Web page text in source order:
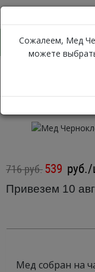
Сожалеем, Мед
можете
Мед
716 руб.539
Привезем 10 авг
Мед собран на